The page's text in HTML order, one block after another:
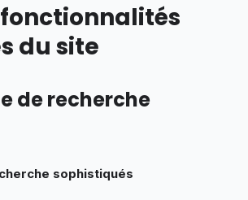
du site
de recherche
sophistiqués